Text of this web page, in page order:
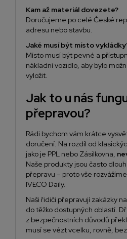
Kam až materiál dovezete?
Doručujeme po celé České
adresu nebo stavbu.
Jaké musí být místo
Místo musí být pevné a
nákladní vozidlo, aby bylo
vyložit.
Jak to u nás
přepravou?
Rádi bychom vám krátce
doručení. Na rozdíl od
jako je PPL nebo Zásilkovna,
Naše produkty jsou často
přepravu – proto vše
IVECO Daily.
Naši řidiči přepravují zakázky
do těžko dostupných oblastí.
z bezpečnostních důvodů
musí se vézt vcelku, rovně,